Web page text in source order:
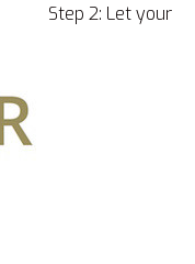
Step 2: Let your